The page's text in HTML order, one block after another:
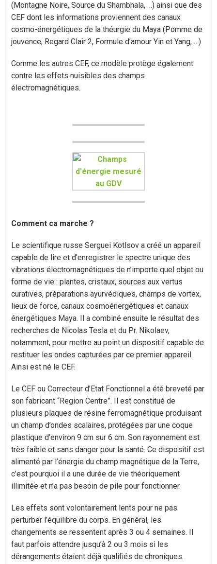
(Montagne Noire, Source du Shambhala, …) ainsi que des
CEF dont les informations proviennent des canaux
cosmo-énergétiques de la théurgie du Maya (Pomme de
jouvence, Regard Clair 2, Formule d’amour Yin et Yang, …)
Comme les autres CEF, ce modèle protège également
contre les effets nuisibles des champs
électromagnétiques.
Comment ca marche ?
Le scientifique russe Serguei Kotlsov a créé un appareil
capable de lire et d’enregistrer le spectre unique des
vibrations électromagnétiques de n’importe quel objet ou
forme de vie : plantes, cristaux, sources aux vertus
curatives, préparations ayurvédiques, champs de vortex,
lieux de force, canaux cosmoénergétiques et canaux
énergétiques Maya. Il a combiné ensuite le résultat des
recherches de Nicolas Tesla et du Pr. Nikolaev,
notamment, pour mettre au point un dispositif capable de
restituer les ondes capturées par ce premier appareil.
Ainsi est né le CEF.
Le CEF ou Correcteur d’Etat Fonctionnel a été breveté par
son fabricant “Region Centre”. Il est constitué de
plusieurs plaques de résine ferromagnétique produisant
un champ d’ondes scalaires, protégées par une coque
plastique d’environ 9 cm sur 6 cm. Son rayonnement est
très faible et sans danger pour la santé. Ce dispositif est
alimenté par l’énergie du champ magnétique de la Terre,
c’est pourquoi il a une durée de vie théoriquement
illimitée et n’a pas besoin de pile pour fonctionner.
Les effets sont volontairement lents pour ne pas
perturber l’équilibre du corps. En général, les
changements se ressentent après 3 ou 4 semaines. Il
faut parfois attendre jusqu’à 2 ou 3 mois si les
dérangements étaient déjà qualifiés de chroniques.